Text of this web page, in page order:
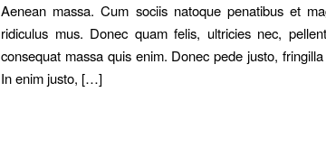
Aenean massa. Cum sociis natoque penatibus et
ridiculus mus. Donec quam felis, ultricies nec,
consequat massa quis enim. Donec pede justo,
In enim justo, […]